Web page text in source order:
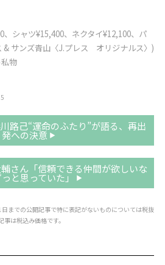
、シャツ¥15,400、ネクタイ¥12,100、パ
& サンズ青山〈J.プレス オリジナルス〉)
物
路己“運命のふたり”が語る、再出
発への決意
さん「信頼できる仲間が欲しいな
と思っていた」
までの公開記事で特に表記がないものについては税抜
は税込み価格です。